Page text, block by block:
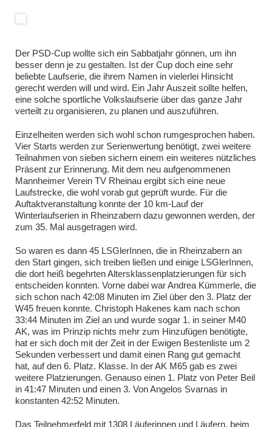
Der PSD-Cup wollte sich ein Sabbatjahr gönnen, um ihn
besser denn je zu gestalten. Ist der Cup doch eine sehr
beliebte Laufserie, die ihrem Namen in vielerlei Hinsicht
gerecht werden will und wird. Ein Jahr Auszeit sollte helfen,
eine solche sportliche Volkslaufserie über das ganze Jahr
verteilt zu organisieren, zu planen und auszuführen.
Einzelheiten werden sich wohl schon rumgesprochen haben.
Vier Starts werden zur Serienwertung benötigt, zwei weitere
Teilnahmen von sieben sichern einem ein weiteres nützliches
Präsent zur Erinnerung. Mit dem neu aufgenommenen
Mannheimer Verein TV Rheinau ergibt sich eine neue
Laufstrecke, die wohl vorab gut geprüft wurde. Für die
Auftaktveranstaltung konnte der 10 km-Lauf der
Winterlaufserien in Rheinzabern dazu gewonnen werden, der
zum 35. Mal ausgetragen wird.
So waren es dann 45 LSGlerInnen, die in Rheinzabern an
den Start gingen, sich treiben ließen und einige LSGlerInnen,
die dort heiß begehrten Altersklassenplatzierungen für sich
entscheiden konnten. Vorne dabei war Andrea Kümmerle, die
sich schon nach 42:08 Minuten im Ziel über den 3. Platz der
W45 freuen konnte. Christoph Hakenes kam nach schon
33:44 Minuten im Ziel an und wurde sogar 1. in seiner M40
AK, was im Prinzip nichts mehr zum Hinzufügen benötigte,
hat er sich doch mit der Zeit in der Ewigen Bestenliste um 2
Sekunden verbessert und damit einen Rang gut gemacht
hat, auf den 6. Platz. Klasse. In der AK M65 gab es zwei
weitere Platzierungen. Genauso einen 1. Platz von Peter Beil
in 41:47 Minuten und einen 3. Von Angelos Svarnas in
konstanten 42:52 Minuten.
Das Teilnehmerfeld mit 1308 Läuferinnen und Läufern, beim